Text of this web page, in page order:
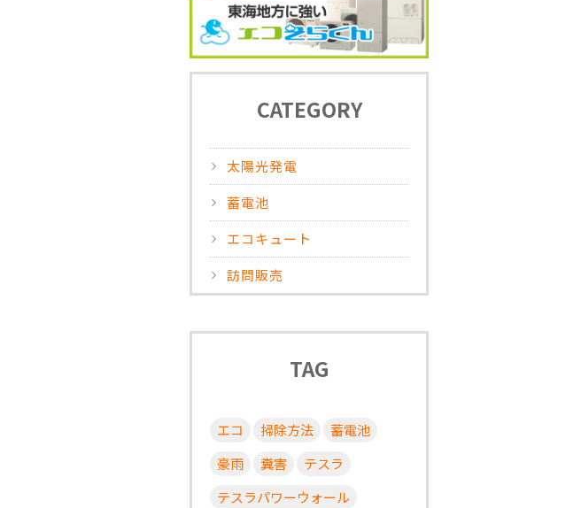
CATEGORY
太陽光発電
蓄電池
エコキュート
訪問販売
TAG
エコ 掃除方法
蓄電池
豪雨
糞害
テスラ
テスラパワーウォール